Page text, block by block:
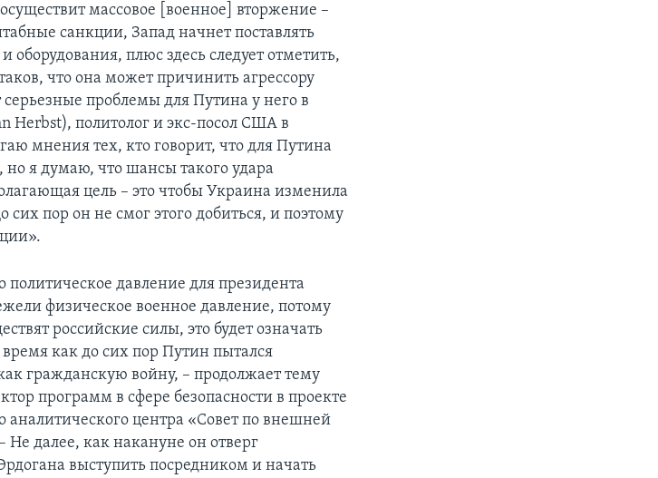
массовое [военное] вторжение –
санкции, Запад начнет поставлять
плюс здесь следует отметить,
что она может причинить агрессору
проблемы для Путина у него в
Herbst), политолог и экс-посол США в
мнения тех, кто говорит, что для Путина
я думаю, что шансы такого удара
цель – это чтобы Украина изменила
пор он не смог этого добиться, и поэтому
политическое давление для президента
физическое военное давление, потому
российские силы, это будет означать
как до сих пор Путин пытался
гражданскую войну, – продолжает тему
программ в сфере безопасности в проекте
аналитического центра «Совет по внешней
Не далее, как накануне он отверг
выступить посредником и начать